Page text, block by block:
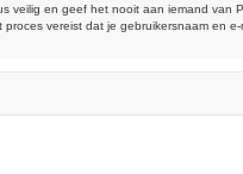
veilig en geef het nooit aan iemand
vereist dat je gebruikersnaam